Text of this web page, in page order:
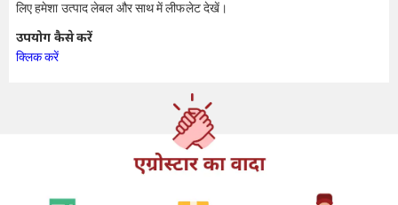
लिए हमेशा उत्पाद लेबल और साथ में लीफलेट देखें।
उपयोग कैसे करें
क्लिक करें